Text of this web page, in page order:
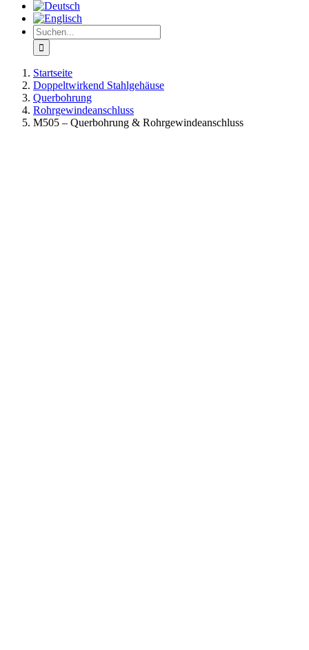
Suche
nach:
Startseite
Doppeltwirkend Stahlgehäuse
Querbohrung
Rohrgewindeanschluss
M505 – Querbohrung & Rohrgewindeanschluss